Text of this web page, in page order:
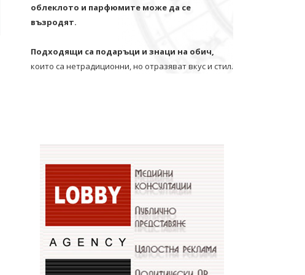
облеклото и парфюмите може да се
възродят.
Подходящи са подаръци и знаци на обич,
които са нетрадиционни, но отразяват вкус и стил.